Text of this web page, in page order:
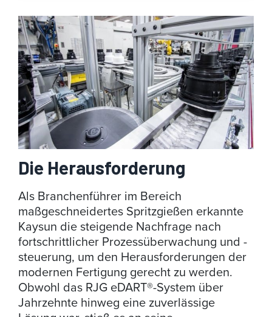
Die Herausforderung
Als Branchenführer im Bereich
maßgeschneidertes Spritzgießen erkannte
Kaysun die steigende Nachfrage nach
fortschrittlicher Prozessüberwachung und -
steuerung, um den Herausforderungen der
modernen Fertigung gerecht zu werden.
Obwohl das RJG eDART®-System über
Jahrzehnte hinweg eine zuverlässige